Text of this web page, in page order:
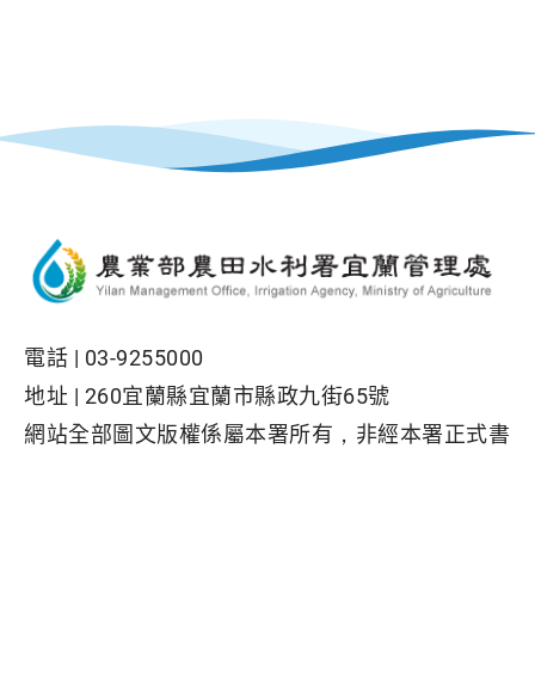
電話 | 03-9255000
地址 | 260宜蘭縣宜蘭市縣政九街65號
網站全部圖文版權係屬本署所有，非經本署正式書